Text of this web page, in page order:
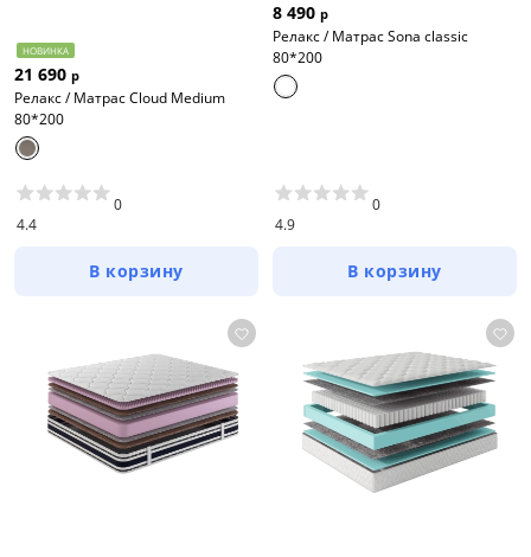
НОВИНКА
21 690 р
Релакс / Матрас Cloud Medium
80*200
4.4
0
В корзину
8 490 р
Релакс / Матрас Sona classic
80*200
4.9
0
В корзину